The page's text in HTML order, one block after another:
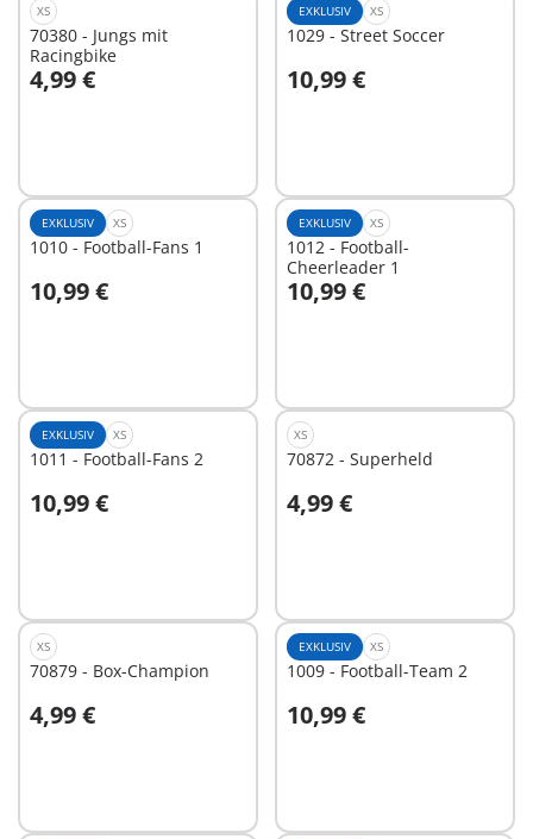
XS
70380 - Jungs mit
Racingbike
4,99 €
In den Warenkorb
EXKLUSIV XS
1029 - Street Soccer
10,99 €
In den Warenkorb
EXKLUSIV XS
1010 - Football-Fans 1
10,99 €
In den Warenkorb
EXKLUSIV XS
1012 - Football-
Cheerleader 1
10,99 €
In den Warenkorb
EXKLUSIV XS
1011 - Football-Fans 2
10,99 €
In den Warenkorb
XS
70872 - Superheld
4,99 €
In den Warenkorb
XS
70879 - Box-Champion
4,99 €
EXKLUSIV XS
1009 - Football-Team 2
10,99 €